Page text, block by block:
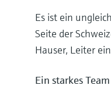
Es ist ein
Seite der
Hauser, Leiter
Ein starkes Team